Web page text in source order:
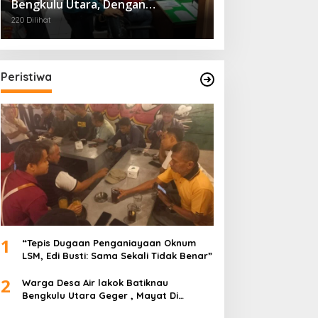
Bengkulu Utara, Dengan
Pengaman Dari Polres
220 Dilihat
Peristiwa
1
“Tepis Dugaan Penganiayaan Oknum
LSM, Edi Busti: Sama Sekali Tidak Benar”
2
Warga Desa Air lakok Batiknau
Bengkulu Utara Geger , Mayat Di